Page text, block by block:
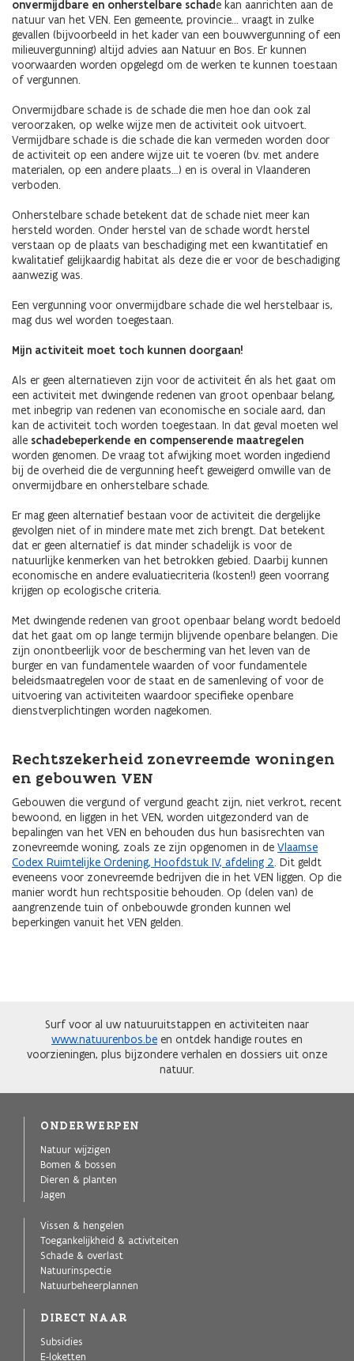
onvermijdbare en onherstelbare schade kan aanrichten aan de
natuur van het VEN. Een gemeente, provincie... vraagt in zulke
gevallen (bijvoorbeeld in het kader van een bouwvergunning of een
milieuvergunning) altijd advies aan Natuur en Bos. Er kunnen
voorwaarden worden opgelegd om de werken te kunnen toestaan
of vergunnen.
Onvermijdbare schade is de schade die men hoe dan ook zal
veroorzaken, op welke wijze men de activiteit ook uitvoert.
Vermijdbare schade is die schade die kan vermeden worden door
de activiteit op een andere wijze uit te voeren (bv. met andere
materialen, op een andere plaats…) en is overal in Vlaanderen
verboden.
Onherstelbare schade betekent dat de schade niet meer kan
hersteld worden. Onder herstel van de schade wordt herstel
verstaan op de plaats van beschadiging met een kwantitatief en
kwalitatief gelijkaardig habitat als deze die er voor de beschadiging
aanwezig was.
Een vergunning voor onvermijdbare schade die wel herstelbaar is,
mag dus wel worden toegestaan.
Mijn activiteit moet toch kunnen doorgaan!
Als er geen alternatieven zijn voor de activiteit én als het gaat om
een activiteit met dwingende redenen van groot openbaar belang,
met inbegrip van redenen van economische en sociale aard, dan
kan de activiteit toch worden toegestaan. In dat geval moeten wel
alle schadebeperkende en compenserende maatregelen
worden genomen. De vraag tot afwijking moet worden ingediend
bij de overheid die de vergunning heeft geweigerd omwille van de
onvermijdbare en onherstelbare schade.
Er mag geen alternatief bestaan voor de activiteit die dergelijke
gevolgen niet of in mindere mate met zich brengt. Dat betekent
dat er geen alternatief is dat minder schadelijk is voor de
natuurlijke kenmerken van het betrokken gebied. Daarbij kunnen
economische en andere evaluatiecriteria (kosten!) geen voorrang
krijgen op ecologische criteria.
Met dwingende redenen van groot openbaar belang wordt bedoeld
dat het gaat om op lange termijn blijvende openbare belangen. Die
zijn onontbeerlijk voor de bescherming van het leven van de
burger en van fundamentele waarden of voor fundamentele
beleidsmaatregelen voor de staat en de samenleving of voor de
uitvoering van activiteiten waardoor specifieke openbare
dienstverplichtingen worden nagekomen.
Rechtszekerheid zonevreemde woningen
en gebouwen VEN
Gebouwen die vergund of vergund geacht zijn, niet verkrot, recent
bewoond, en liggen in het VEN, worden uitgezonderd van de
bepalingen van het VEN en behouden dus hun basisrechten van
zonevreemde woning, zoals ze zijn opgenomen in de Vlaamse
Codex Ruimtelijke Ordening, Hoofdstuk IV, afdeling 2. Dit geldt
eveneens voor zonevreemde bedrijven die in het VEN liggen. Op die
manier wordt hun rechtspositie behouden. Op (delen van) de
aangrenzende tuin of onbebouwde gronden kunnen wel
beperkingen vanuit het VEN gelden.
Surf voor al uw natuuruitstappen en activiteiten naar
www.natuurenbos.be en ontdek handige routes en
voorzieningen, plus bijzondere verhalen en dossiers uit onze
natuur.
ONDERWERPEN
Natuur wijzigen
Bomen & bossen
Dieren & planten
Jagen
Vissen & hengelen
Toegankelijkheid & activiteiten
Schade & overlast
Natuurinspectie
Natuurbeheerplannen
DIRECT NAAR
Subsidies
E-loketten